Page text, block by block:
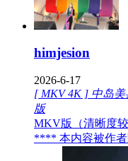
himjesion
2026-6-17
[ MKV 4K ] 中岛美
版
MKV版（清晰度较
**** 本内容被作